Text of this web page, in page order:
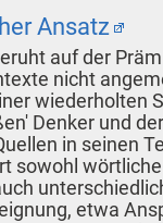
Ansatz
auf der
nicht
wiederholten
Denker und
in seinen
sowohl
etwa